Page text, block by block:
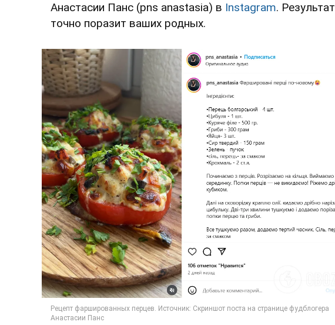
Анастасии Панс (pns anastasia) в Instagram. Результат
точно поразит ваших родных.